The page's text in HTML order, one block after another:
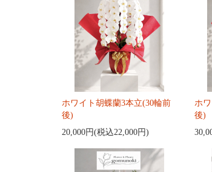
ホワイト胡蝶蘭3本立(30輪前
後)
20,000円(税込22,000円)
ホ
後)